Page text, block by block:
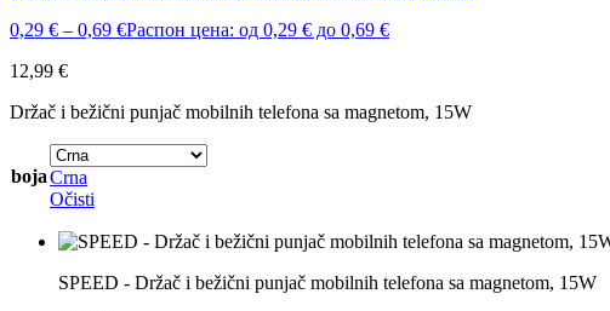
0,29 € – 0,69 €Распон цена: од 0,29 € до 0,69 €
12,99 €
Držač i bežični punjač mobilnih telefona sa magnetom, 15W
bojaCrna
Očisti
SPEED - Držač i bežični punjač mobilnih telefona sa magnetom, 15W